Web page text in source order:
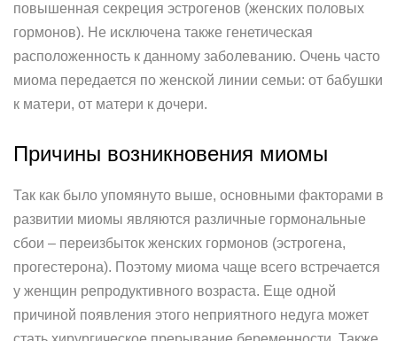
повышенная секреция эстрогенов (женских половых
гормонов). Не исключена также генетическая
расположенность к данному заболеванию. Очень часто
миома передается по женской линии семьи: от бабушки
к матери, от матери к дочери.
Причины возникновения миомы
Так как было упомянуто выше, основными факторами в
развитии миомы являются различные гормональные
сбои – переизбыток женских гормонов (эстрогена,
прогестерона). Поэтому миома чаще всего встречается
у женщин репродуктивного возраста. Еще одной
причиной появления этого неприятного недуга может